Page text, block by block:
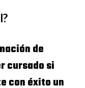
de
cursado si
con éxito un